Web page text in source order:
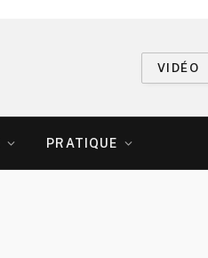
VIDÉO
PRATIQUE